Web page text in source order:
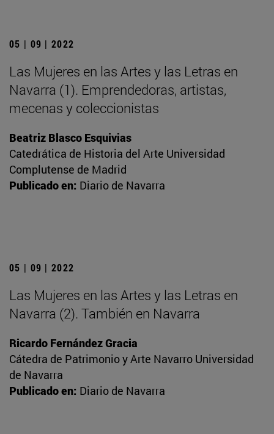
05 | 09 | 2022
Las Mujeres en las Artes y las Letras en
Navarra (1). Emprendedoras, artistas,
mecenas y coleccionistas
Beatriz Blasco Esquivias
Catedrática de Historia del Arte Universidad
Complutense de Madrid
Publicado en: Diario de Navarra
05 | 09 | 2022
Las Mujeres en las Artes y las Letras en
Navarra (2). También en Navarra
Ricardo Fernández Gracia
Cátedra de Patrimonio y Arte Navarro Universidad
de Navarra
Publicado en: Diario de Navarra